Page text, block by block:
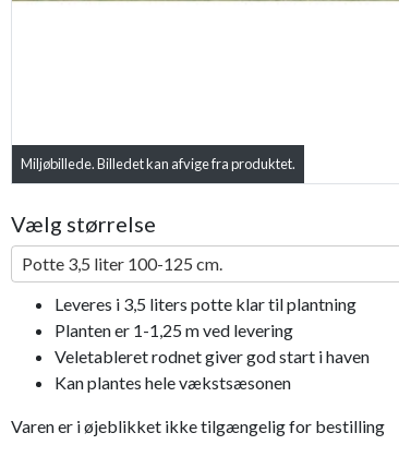
Miljøbillede. Billedet kan afvige fra produktet.
Vælg størrelse
Potte 3,5 liter 100-125 cm.
Leveres i 3,5 liters potte klar til plantning
Planten er 1-1,25 m ved levering
Veletableret rodnet giver god start i haven
Kan plantes hele vækstsæsonen
Varen er i øjeblikket ikke tilgængelig for bestilling